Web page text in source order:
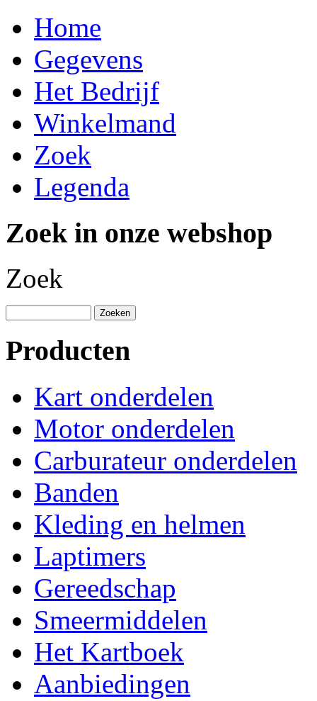
Home
Gegevens
Het Bedrijf
Winkelmand
Zoek
Legenda
Zoek in onze webshop
Zoek
Producten
Kart onderdelen
Motor onderdelen
Carburateur onderdelen
Banden
Kleding en helmen
Laptimers
Gereedschap
Smeermiddelen
Het Kartboek
Aanbiedingen